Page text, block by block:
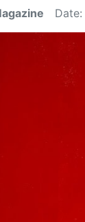
Date: